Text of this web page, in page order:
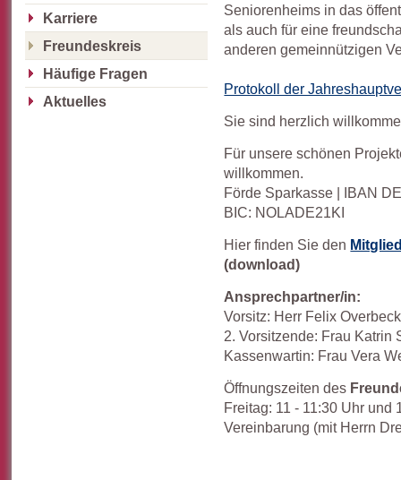
Karriere
Freundeskreis
Häufige Fragen
Aktuelles
Seniorenheims in das
als auch für eine
anderen gemeinnützigen
Protokoll der
Sie sind herzlich
Für unsere schönen
willkommen.
Förde Sparkasse | IBAN
BIC: NOLADE21KI
Hier finden Sie den
(download)
Ansprechpartner/in:
Vorsitz: Herr Felix
2. Vorsitzende: Frau Katrin
Kassenwartin: Frau Vera
Öffnungszeiten des
Freitag: 11 - 11:30 Uhr und
Vereinbarung (mit Herrn